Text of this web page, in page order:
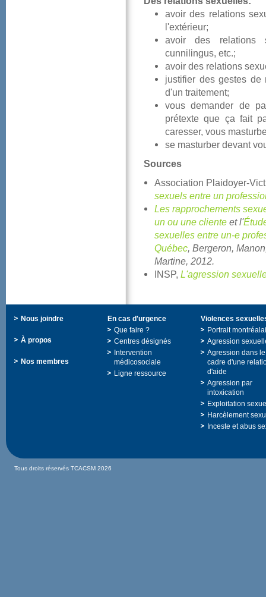
l'extérieur;
cunnilingus,etc.;
d'untraitement;
Sources
AssociationPlaidoyer-
unouunecliente etl'
sexuellesentreun-
Québec,
Martine,2012.
INSP,
Nousjoindre
Àpropos
Nosmembres
Encasd'urgence
Quefaire?
Centresdésignés
Intervention
médicosociale
Ligneressource
Agressiondansle
d'aide
Agressionpar
intoxication
TousdroitsréservésTCACSM2026